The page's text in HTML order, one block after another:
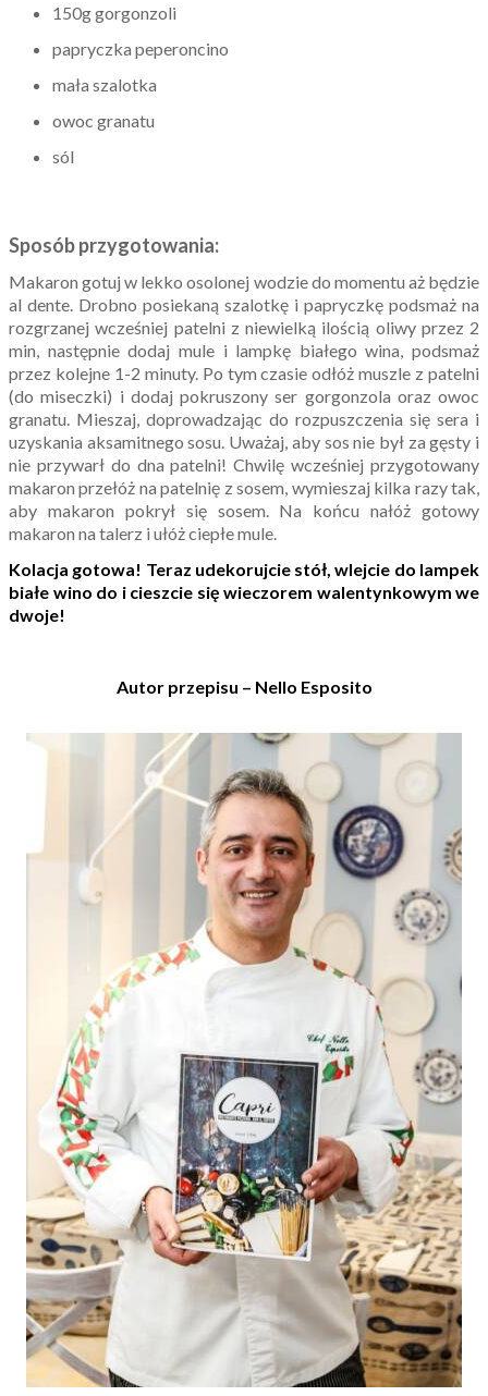
150g gorgonzoli
papryczka peperoncino
mała szalotka
owoc granatu
sól
Sposób przygotowania:
Makaron gotuj w lekko osolonej wodzie do momentu aż będzie
al dente. Drobno posiekaną szalotkę i papryczkę podsmaż na
rozgrzanej wcześniej patelni z niewielką ilością oliwy przez 2
min, następnie dodaj mule i lampkę białego wina, podsmaż
przez kolejne 1-2 minuty. Po tym czasie odłóż muszle z patelni
(do miseczki) i dodaj pokruszony ser gorgonzola oraz owoc
granatu. Mieszaj, doprowadzając do rozpuszczenia się sera i
uzyskania aksamitnego sosu. Uważaj, aby sos nie był za gęsty i
nie przywarł do dna patelni! Chwilę wcześniej przygotowany
makaron przełóż na patelnię z sosem, wymieszaj kilka razy tak,
aby makaron pokrył się sosem. Na końcu nałóż gotowy
makaron na talerz i ułóż ciepłe mule.
Kolacja gotowa! Teraz udekorujcie stół, wlejcie do lampek
białe wino do i cieszcie się wieczorem walentynkowym we
dwoje!
Autor przepisu – Nello Esposito